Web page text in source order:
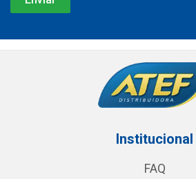
Institucional
FAQ